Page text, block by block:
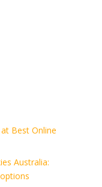
Best Online
Australia: